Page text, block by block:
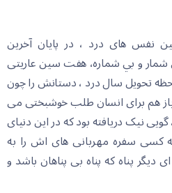
نفس های درد ، در پایان آخرین
و بي شماره، هفت سین عاریتی
تحویل سال درد ، دستانش را چون
باز هم برای انسان طلب خوشبختی می
نیک دریافته بود که در این دنیای
کسی سفره مهربانی های اش را به
دیگر پناه که پناه بی پناهان باشد و